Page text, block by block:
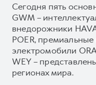
Сегодня пять
GWM –
внедорожники
POER,
электромобили
WEY –
регионах мира.